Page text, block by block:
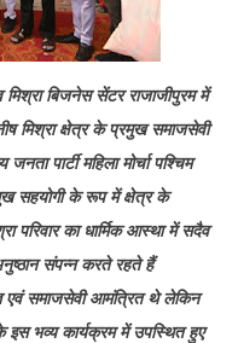
बिजनेस सेंटर राजाजीपुरम में
मिश्रा क्षेत्र के प्रमुख समाजसेवी
पार्टी महिला मोर्चा पश्चिम
सहयोगी के रूप में क्षेत्र के
परिवार का धार्मिक आस्था में सदैव
संपन्न करते रहते हैं
एवं समाजसेवी आमंत्रित थे लेकिन
भव्य कार्यक्रम में उपस्थित हुए